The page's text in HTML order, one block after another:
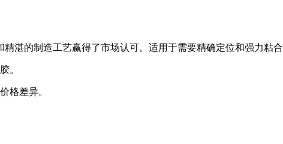
湛的制造工艺赢得了市场认可。适用于需要精确定位和强力粘合
。
格差异。